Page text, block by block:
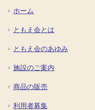
ホーム
ともえ会とは
ともえ会のあゆみ
施設のご案内
商品の販売
利用者募集